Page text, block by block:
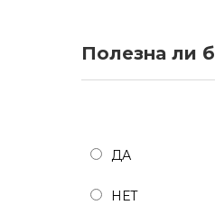
Полезна ли
ДА
НЕТ